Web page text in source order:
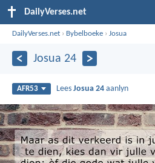
DailyVerses.net
DailyVerses.net › Bybelboeke ›Josua
Josua 24
AFR53 LeesJosua 24 aanlyn